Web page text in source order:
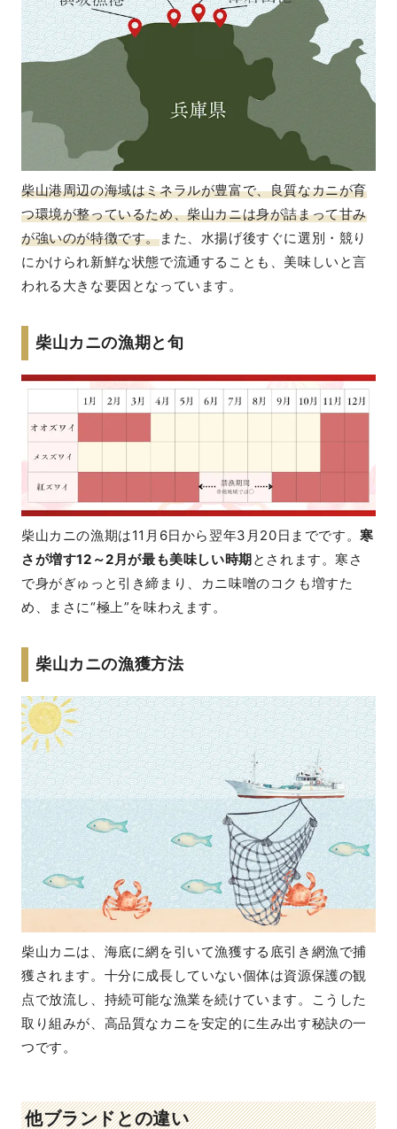
柴山港周辺の海域はミネラルが豊富で、良質なカニが育
つ環境が整っているため、柴山カニは身が詰まって甘み
が強いのが特徴です。また、水揚げ後すぐに選別・競り
にかけられ新鮮な状態で流通することも、美味しいと言
われる大きな要因となっています。
柴山カニの漁期と旬
柴山カニの漁期は11月6日から翌年3月20日までです。寒
さが増す12～2月が最も美味しい時期 とされます。寒さ
で身がぎゅっと引き締まり、カニ味噌のコクも増すた
め、まさに“極上”を味わえます。
柴山カニの漁獲方法
柴山カニは、海底に網を引いて漁獲する底引き網漁で捕
獲されます。十分に成長していない個体は資源保護の観
点で放流し、持続可能な漁業を続けています。こうした
取り組みが、高品質なカニを安定的に生み出す秘訣の一
つです。
他ブランドとの違い